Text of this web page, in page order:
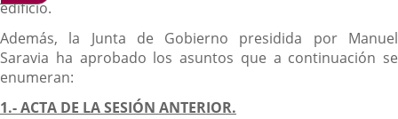
edificio.
Además, la Junta de Gobierno presidida por Manuel
Saravia ha aprobado los asuntos que a continuación se
enumeran:
1.- ACTA DE LA SESIÓN ANTERIOR.